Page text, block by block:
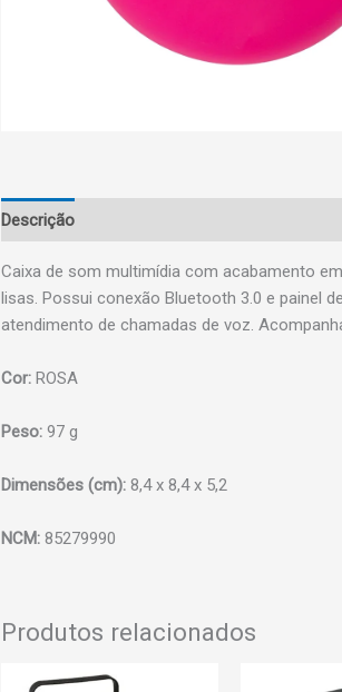
Descrição
Caixa de som multimídia com acabamento
lisas. Possui conexão Bluetooth 3.0 e painel
atendimento de chamadas de voz.
Cor: ROSA
Peso: 97 g
Dimensões (cm): 8,4 x 8,4 x 5,2
NCM: 85279990
Produtos relacionados